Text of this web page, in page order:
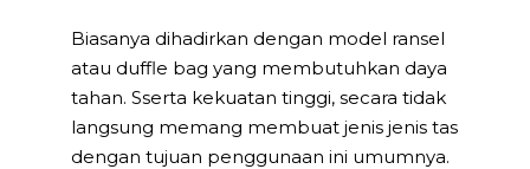
Biasanya dihadirkan dengan model ransel
atau duffle bag yang membutuhkan daya
tahan. Sserta kekuatan tinggi, secara tidak
langsung memang membuat jenis jenis tas
dengan tujuan penggunaan ini umumnya.